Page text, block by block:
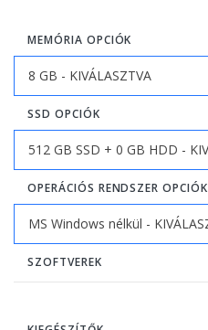
MEMÓRIA OPCIÓK
SSD OPCIÓK
OPERÁCIÓS RENDSZER OPCIÓK
SZOFTVEREK